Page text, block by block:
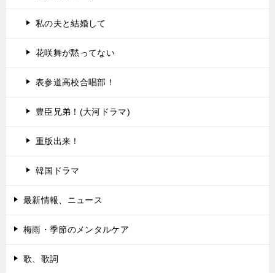
私の夫と結婚して
花咲舞が黙ってない
表参道高校合唱部！
豊臣兄弟！(大河ドラマ)
重版出来！
韓国ドラマ
最新情報、ニュース
梅雨・季節のメンタルケア
歌、歌詞